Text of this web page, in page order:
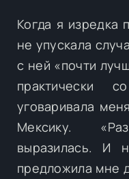
Когда я изредка
не упускала
с ней «почти
практически
уговаривала
Мексику.
выразилась. И
предложила мне